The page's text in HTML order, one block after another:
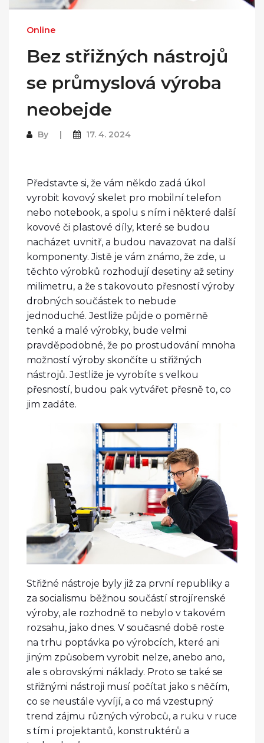
Online
Bez střižných nástrojů
se průmyslová výroba
neobejde
By 17. 4. 2024
Představte si, že vám někdo zadá úkol
vyrobit kovový skelet pro mobilní telefon
nebo notebook, a spolu s ním i některé další
kovové či plastové díly, které se budou
nacházet uvnitř, a budou navazovat na další
komponenty. Jistě je vám známo, že zde, u
těchto výrobků rozhodují desetiny až setiny
milimetru, a že s takovouto přesností výroby
drobných součástek to nebude
jednoduché.Jestliže půjde o poměrně
tenké a malé výrobky, bude velmi
pravděpodobné, že po prostudování mnoha
možností výroby skončíte u střižných
nástrojů. Jestliže je vyrobíte s velkou
přesností, budou pak vytvářet přesně to, co
jim zadáte.
Střižné nástroje byly již za první republiky a
za socialismu běžnou součástí strojírenské
výroby, ale rozhodně to nebylo v takovém
rozsahu, jako dnes. V současné době roste
na trhu poptávka po výrobcích, které ani
jiným způsobem vyrobit nelze, anebo ano,
ale s obrovskými náklady. Proto se také se
střižnými nástroji musí počítat jako s něčím,
co se neustále vyvíjí, a co má vzestupný
trend zájmu různých výrobců, a ruku v ruce
s tím i projektantů, konstruktérů a